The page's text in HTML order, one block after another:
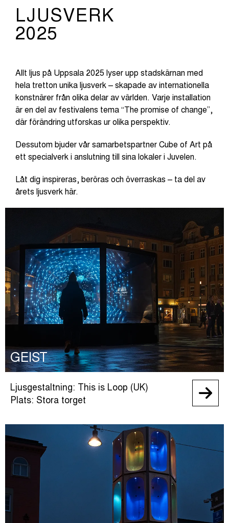
LJUSVERK
2025
Allt ljus på Uppsala 2025 lyser upp stadskärnan med
hela tretton unika ljusverk – skapade av internationella
konstnärer från olika delar av världen. Varje installation
är en del av festivalens tema “The promise of change”,
där förändring utforskas ur olika perspektiv.
Dessutom bjuder vår samarbetspartner Cube of Art på
ett specialverk i anslutning till sina lokaler i Juvelen.
Låt dig inspireras, beröras och överraskas – ta del av
årets ljusverk här.
GEIST
Ljusgestaltning: This is Loop (UK)
Plats: Stora torget